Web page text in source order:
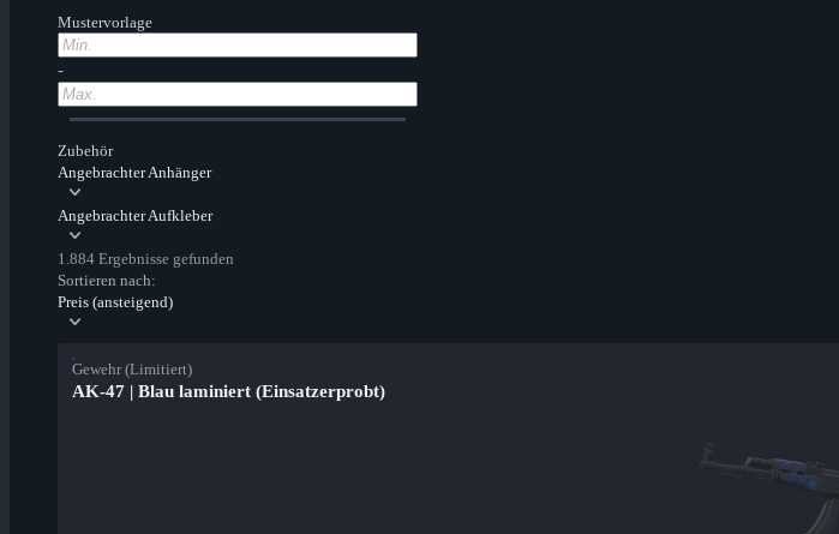
Mustervorlage
-
Zubehör
Angebrachter Anhänger
Angebrachter Aufkleber
1.884 Ergebnisse gefunden
Sortieren nach:
Preis (ansteigend)
Gewehr (Limitiert)
AK-47 | Blau laminiert (Einsatzerprobt)